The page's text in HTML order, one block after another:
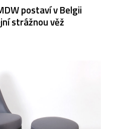
postaví v Belgii
strážnou věž